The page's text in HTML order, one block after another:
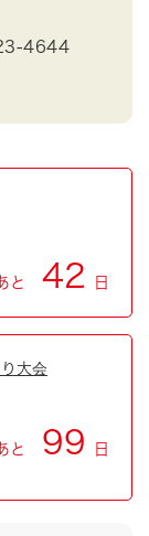
4644
と 42 日
大会
と 99 日